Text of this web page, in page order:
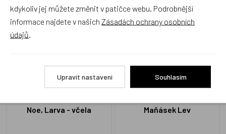
Alternativní zboží
Noe, Larva - včela Maňásek Lev
kdykoliv jej můžete změnit v patičce webu. Podrobnější
informace najdete v našich Zásadách ochrany osobních
údajů
Upravit nastavení Souhlasím